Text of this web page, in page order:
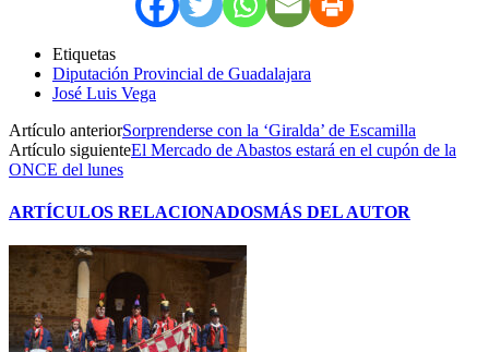
Etiquetas
Diputación Provincial de Guadalajara
José Luis Vega
Artículo anteriorSorprenderse con la ‘Giralda’ de Escamilla
Artículo siguienteEl Mercado de Abastos estará en el cupón de la
ONCE del lunes
ARTÍCULOS RELACIONADOSMÁS DEL AUTOR